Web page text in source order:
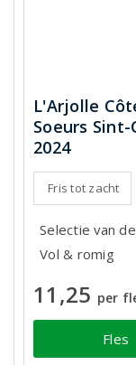
L'Arjolle
Soeurs
2024
Fris tot zacht
Selectie van
Vol & romig
11,25 per
Fles